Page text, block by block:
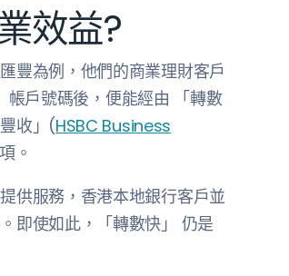
效益?
豐為例，他們的商業理財客戶
戶號碼後，便能經由 「轉數
收」(HSBC Business
。
供服務，香港本地銀行客戶並
即使如此，「轉數快」 仍是